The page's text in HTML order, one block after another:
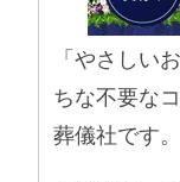
「やさしい
ちな不要な
葬儀社です。